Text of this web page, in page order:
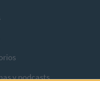
y podcasts